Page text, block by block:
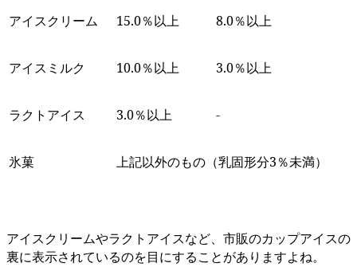
アイスクリーム 15.0％以上 8.0％以上
アイスミルク 10.0％以上 3.0％以上
ラクトアイス 3.0％以上 -
氷菓 上記以外のもの（乳固形分3％未満）
アイスクリームやラクトアイスなど、市販のカップアイスの
裏に表示されているのを目にすることがありますよね。